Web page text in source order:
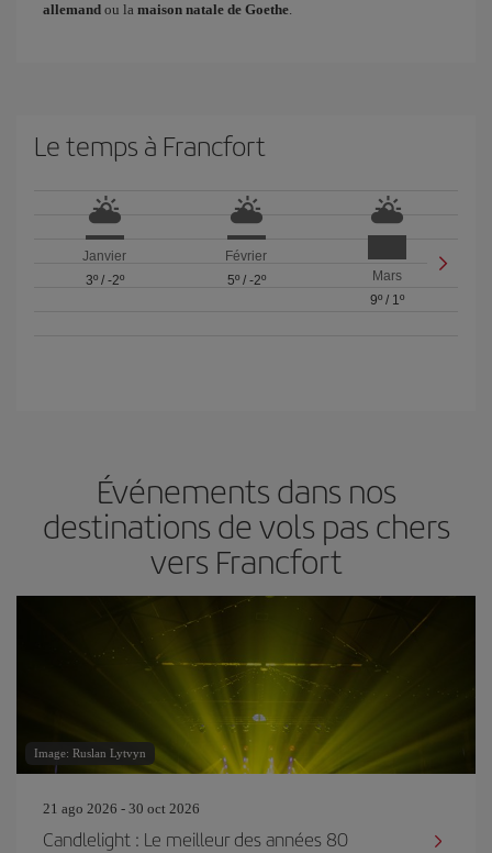
allemand ou la maison natale de Goethe.
Le temps à Francfort
Janvier
3º/ -2º
Février
5º/ -2º
Mars
9º / 1º
Événements dans nos
destinations de vols pas chers
vers Francfort
Image: Ruslan Lytvyn
21 ago 2026 - 30 oct 2026
Candlelight : Le meilleur des années 80